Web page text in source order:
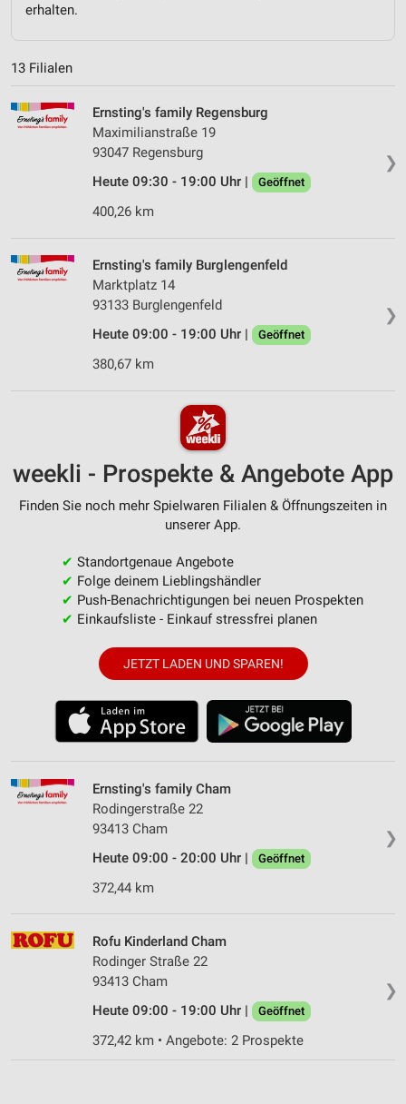
erhalten.
13 Filialen
❯
Ernsting's family Regensburg
Maximilianstraße 19
93047 Regensburg
Heute 09:30 - 19:00 Uhr |
Geöffnet
400,26 km
❯
Ernsting's family Burglengenfeld
Marktplatz 14
93133 Burglengenfeld
Heute 09:00 - 19:00 Uhr |
Geöffnet
380,67 km
weekli - Prospekte & Angebote App
Finden Sie noch mehr Spielwaren Filialen & Öffnungszeiten in
unserer App.
✔ Standortgenaue Angebote
✔ Folge deinem Lieblingshändler
✔ Push-Benachrichtigungen bei neuen Prospekten
✔ Einkaufsliste - Einkauf stressfrei planen
JETZT LADEN UND SPAREN!
❯
Ernsting's family Cham
Rodingerstraße 22
93413 Cham
Heute 09:00 - 20:00 Uhr |
Geöffnet
372,44 km
❯
Rofu Kinderland Cham
Rodinger Straße 22
93413 Cham
Heute 09:00 - 19:00 Uhr |
Geöffnet
372,42 km • Angebote: 2 Prospekte